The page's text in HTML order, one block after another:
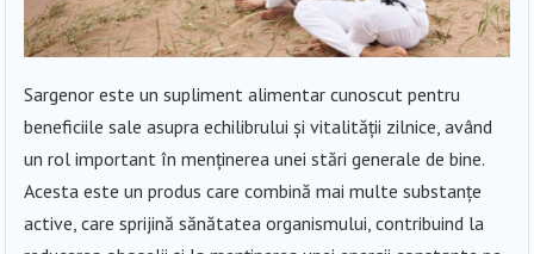
Sargenor este un supliment alimentar cunoscut pentru
beneficiile sale asupra echilibrului și vitalității zilnice, având
un rol important în menținerea unei stări generale de bine.
Acesta este un produs care combină mai multe substanțe
active, care sprijină sănătatea organismului, contribuind la